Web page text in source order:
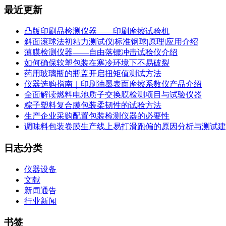
最近更新
凸版印刷品检测仪器——印刷摩擦试验机
斜面滚球法初粘力测试仪|标准钢球|原理|应用介绍
薄膜检测仪器——自由落镖冲击试验仪介绍
如何确保软塑包装在寒冷环境下不易破裂
药用玻璃瓶的瓶盖开启扭矩值测试方法
仪器选购指南｜印刷油墨表面摩擦系数仪产品介绍
全面解读燃料电池质子交换膜检测项目与试验仪器
粽子塑料复合膜包装柔韧性的试验方法
生产企业采购配置包装检测仪器的必要性
调味料包装卷膜生产线上易打滑跑偏的原因分析与测试
日志分类
仪器设备
文献
新闻通告
行业新闻
书签